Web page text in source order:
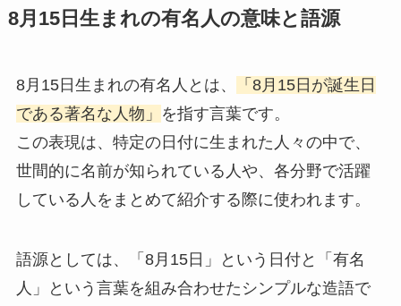
8月15日生まれの有名人の意味と語源
8月15日生まれの有名人とは、
「8月15日が誕生日
である著名な人物」 を指す言葉です。
この表現は、特定の日付に生まれた人々の中で、
世間的に名前が知られている人や、各分野で活躍
している人をまとめて紹介する際に使われます。
語源としては、「8月15日」という日付と「有名
人」という言葉を組み合わせたシンプルな造語で